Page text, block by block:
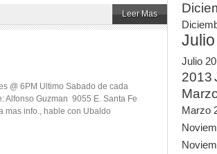
Leer Mas
@ 6PM Ultimo Sabado de cada
Alfonso Guzman 9055 E. Santa Fe
mas info., hable con Ubaldo
Julio
2013
Marzo